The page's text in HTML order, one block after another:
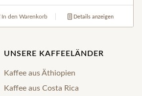
In den Warenkorb Details anzeigen
UNSERE KAFFEELÄNDER
Kaffee aus Äthiopien
Kaffee aus Costa Rica